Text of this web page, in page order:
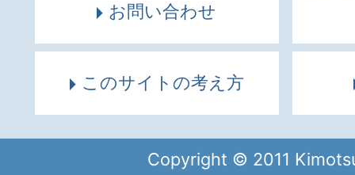
お問い合わせ
このサイトの考え方
Copyright © 2011